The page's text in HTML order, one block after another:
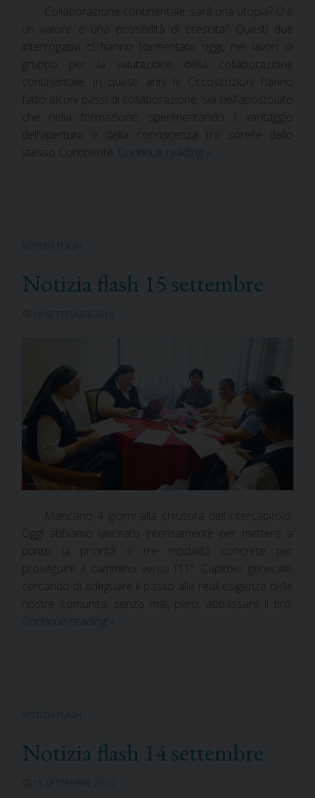
Collaborazione continentale: sarà una utopia? O è
un valore e una possibilità di crescita? Questi due
interrogativi ci hanno tormentato oggi, nei lavori di
gruppo per la valutazione della collaborazione
continentale. In questi anni le Circoscrizioni hanno
fatto alcuni passi di collaborazione, sia nell’apostolato
che nella formazione, sperimentando il vantaggio
dell’apertura e della conoscenza tra sorelle dello
stesso Continente. Continue reading »
NOTIZIA FLASH
Notizia flash 15 settembre
16 SETTEMBRE 2016
Mancano 4 giorni alla chiusura dell’Intercapitolo.
Oggi abbiamo lavorato intensamente per mettere a
punto la priorità e tre modalità concrete per
proseguire il cammino verso l’11° Capitolo generale,
cercando di adeguare il passo alle reali esigenze delle
nostre comunità, senza mai, però, abbassare il tiro.
Continue reading »
NOTIZIA FLASH
Notizia flash 14 settembre
15 SETTEMBRE 2016